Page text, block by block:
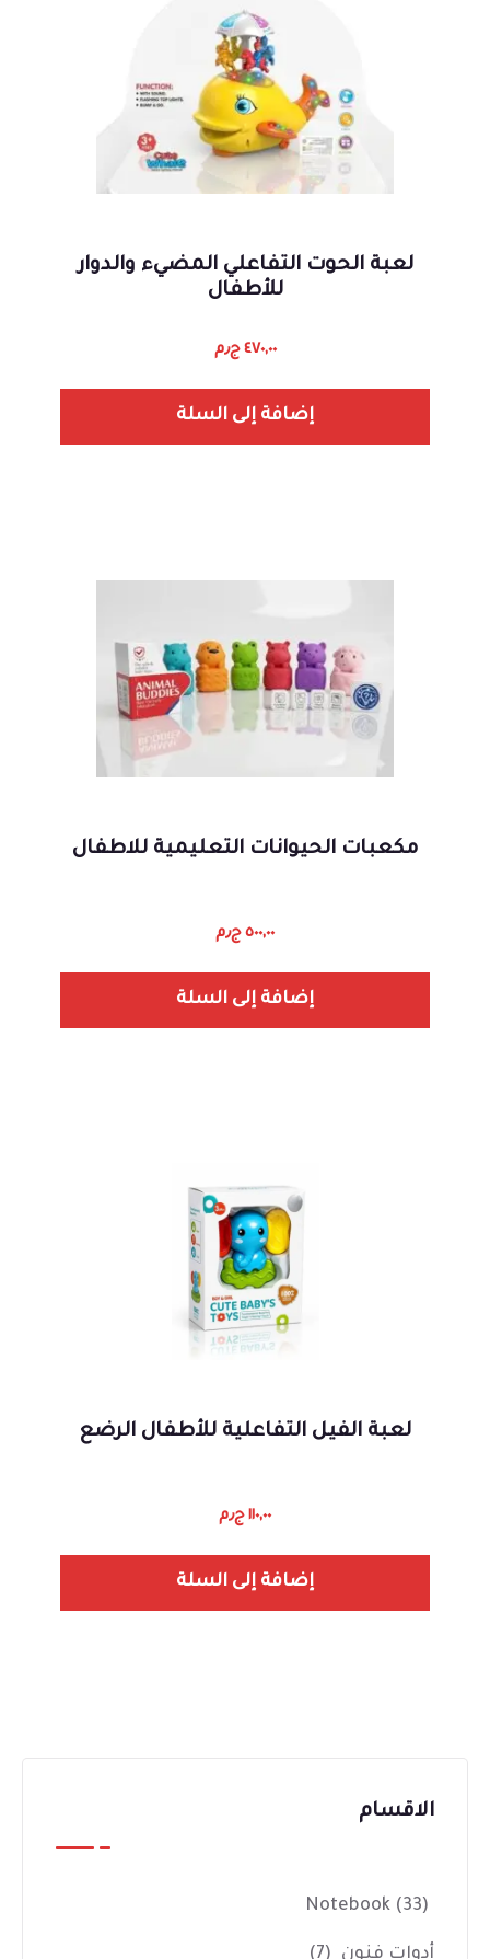
لعبة الحوت التفاعلي المضيء والدوار
للأطفال
٤٧٠,٠٠ ج٫م
إضافة إلى السلة
مكعبات الحيوانات التعليمية للاطفال
٥٠٠,٠٠ ج٫م
إضافة إلى السلة
لعبة الفيل التفاعلية للأطفال الرضع
١١٠,٠٠ ج٫م
إضافة إلى السلة
الاقسام
Notebook (33)
أدوات فنون (7)